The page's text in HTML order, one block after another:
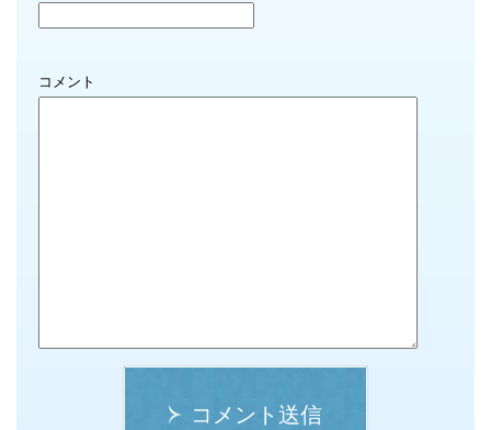
コメント
コメント送信